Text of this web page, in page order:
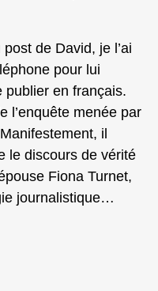
de David, je l’ai
pour lui
publier en français.
l’enquête menée par
il
le discours de vérité
Fiona Turnet,
journalistique…